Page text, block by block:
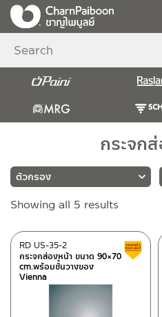
กระจก
แบรนด์
RASLAND (5)
ประเภท
กระจกส่องหน้า
Showing all 5 results
latest
กระจกส่องหน้า ขนาด 90×70
cm.พร้อมชั้นวางของ
Vienna
RD US-35-2